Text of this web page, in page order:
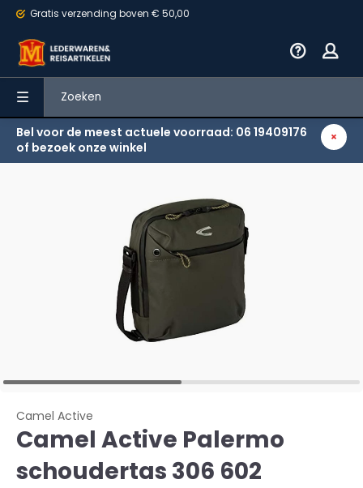
Gratis verzending boven € 50,00
Bel voor de meest actuele voorraad: 06 19409176
of bezoek onze winkel
Terug
Camel Active
Camel Active Palermo
schoudertas 306 602